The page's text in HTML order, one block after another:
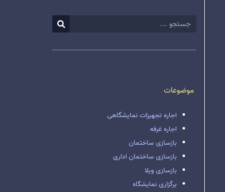
موضوعات
اجاره تجهیزات نمایشگاهی
اجاره غرفه
بازسازی ساختمان
بازسازی ساختمان اداری
بازسازی ویلا
برگزاری نمایشگاه